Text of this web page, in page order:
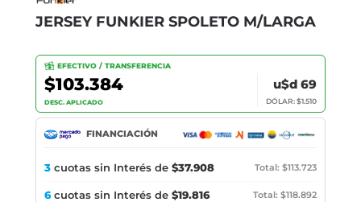
JERSEY FUNKIER SPOLETO M/LARGA
EFECTIVO / TRANSFERENCIA
$103.384
DESC. APLICADO
u$d 69
DÓLAR: $1.510
FINANCIACIÓN
3 cuotas sin Interés de $37.908 Total: $113.723
6cuotas sin Interés de $19.816 Total: $118.892